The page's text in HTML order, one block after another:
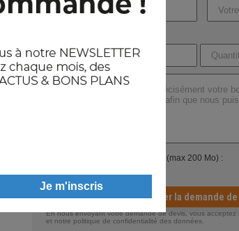
Joindre un ou plusieurs fichiers (max 200 Mo) :
Valider la demande
En nous envoyant votre demande de devis, vous
et notre politique de confidentialité des données.